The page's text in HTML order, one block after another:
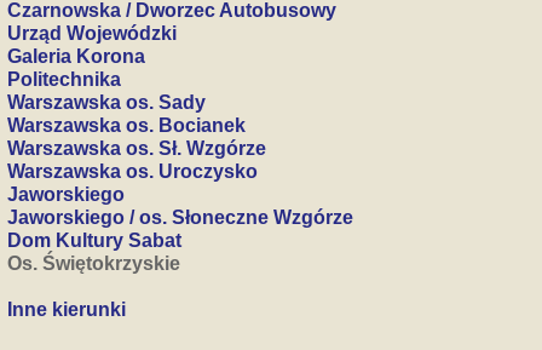
Czarnowska / Dworzec Autobusowy
Urząd Wojewódzki
Galeria Korona
Politechnika
Warszawska os. Sady
Warszawska os. Bocianek
Warszawska os. Sł. Wzgórze
Warszawska os. Uroczysko
Jaworskiego
Jaworskiego / os. Słoneczne Wzgórze
Dom Kultury Sabat
Os. Świętokrzyskie
Inne kierunki